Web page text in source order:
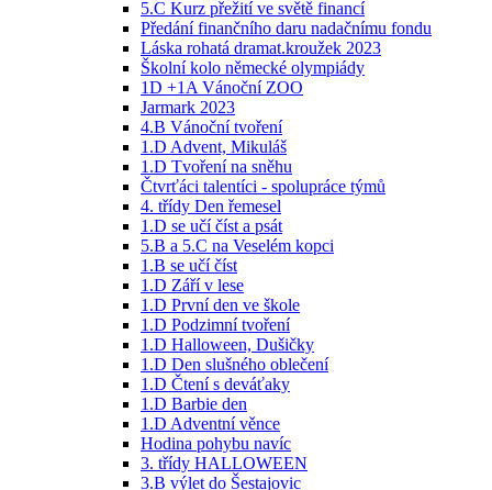
5.C Kurz přežití ve světě financí
Předání finančního daru nadačnímu fondu
Láska rohatá dramat.kroužek 2023
Školní kolo německé olympiády
1D +1A Vánoční ZOO
Jarmark 2023
4.B Vánoční tvoření
1.D Advent, Mikuláš
1.D Tvoření na sněhu
Čtvrťáci talentíci - spolupráce týmů
4. třídy Den řemesel
1.D se učí číst a psát
5.B a 5.C na Veselém kopci
1.B se učí číst
1.D Září v lese
1.D První den ve škole
1.D Podzimní tvoření
1.D Halloween, Dušičky
1.D Den slušného oblečení
1.D Čtení s deváťaky
1.D Barbie den
1.D Adventní věnce
Hodina pohybu navíc
3. třídy HALLOWEEN
3.B výlet do Šestajovic